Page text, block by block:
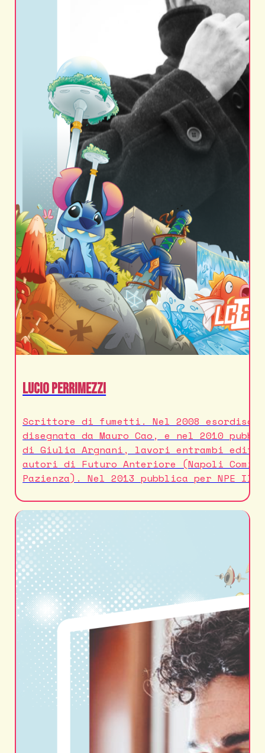
Lucio Perrimezzi
Scrittore di fumetti. Nel 2008 esordisce
disegnata da Mauro Cao, e nel 2010
di Giulia Argnani, lavori entrambi editi
autori di Futuro Anteriore (Napoli
Pazienza). Nel 2013 pubblica per NPE Il